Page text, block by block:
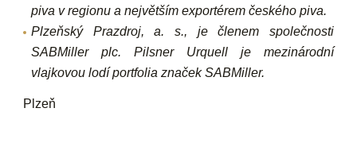
piva v regionu a největším exportérem českého piva.
Plzeňský Prazdroj, a. s., je členem společnosti
SABMiller plc. Pilsner Urquell je mezinárodní
vlajkovou lodí portfolia značek SABMiller.
Plzeň